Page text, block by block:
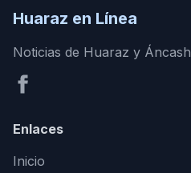
Huaraz en Línea
Noticias de Huaraz y Áncash
Enlaces
Inicio